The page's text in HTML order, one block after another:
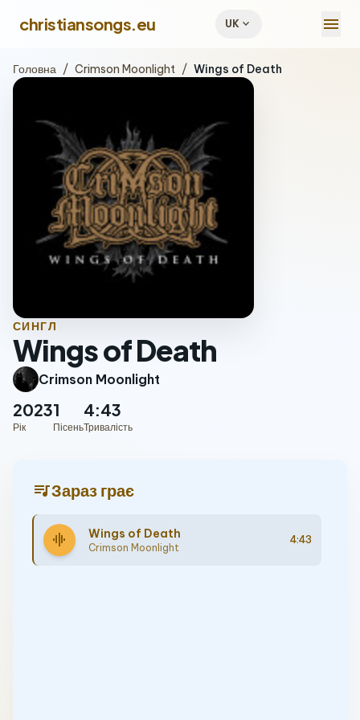
christiansongs.eu UKexpand_more menu
Головна / Crimson Moonlight / Wings of Death
СИНГЛ
Wings of Death
Crimson Moonlight
2023
Рік
1
Пісень
4:43
Тривалість
queue_musicЗараз грає
graphic_eq Wings of Death
Crimson Moonlight
4:43